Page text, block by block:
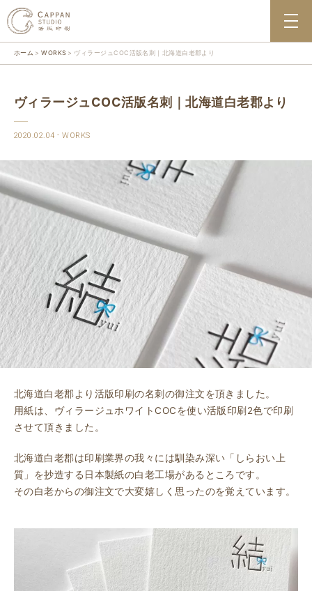
ホーム WORKS ヴィラージュCOC活版名刺｜北海道白老郡より
ヴィラージュCOC活版名刺｜北海道白老郡より
2020.02.04 WORKS
北海道白老郡より活版印刷の名刺の御注文を頂きました。
用紙は、ヴィラージュホワイトCOCを使い活版印刷2色で印刷
させて頂きました。
北海道白老郡は印刷業界の我々には馴染み深い「しらおい上
質」を抄造する日本製紙の白老工場があるところです。
その白老からの御注文で大変嬉しく思ったのを覚えています。